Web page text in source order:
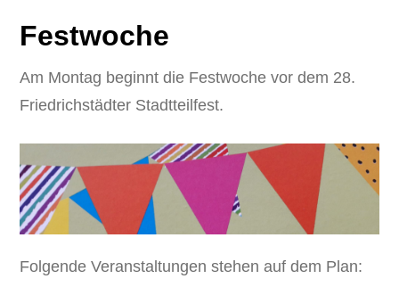
Festwoche
Am Montag beginnt die Festwoche vor dem 28.
Friedrichstädter Stadtteilfest.
Folgende Veranstaltungen stehen auf dem Plan: